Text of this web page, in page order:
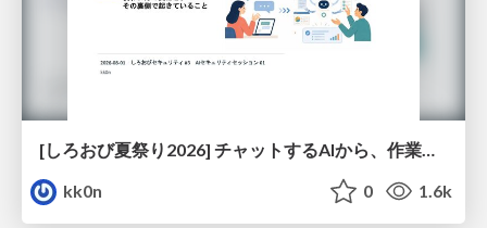
[しろおび夏祭り2026] チャットするAIから、作業するAIへ - 使われ方の変化と、その裏側で起きていること
kk0n
0 1.6k